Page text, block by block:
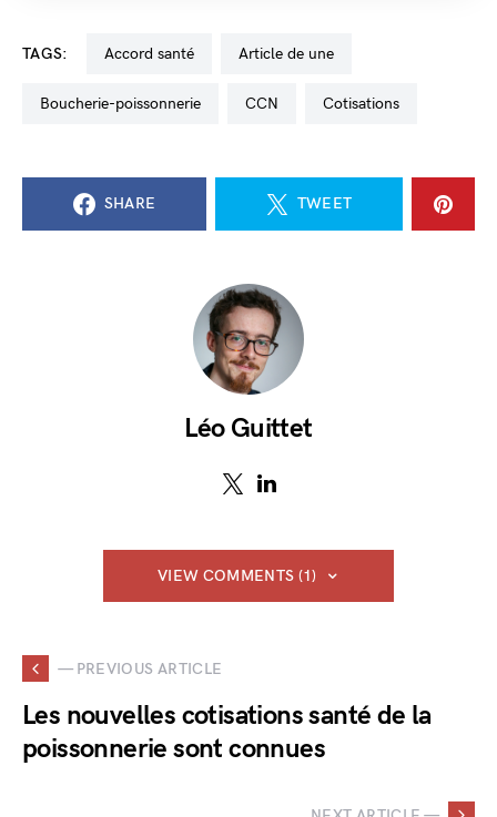
TAGS: accord santé Article de une
boucherie-poissonnerie CCN cotisations
SHARE TWEET
Léo Guittet
VIEW COMMENTS (1)
— PREVIOUS ARTICLE
Les nouvelles cotisations santé de la
poissonnerie sont connues